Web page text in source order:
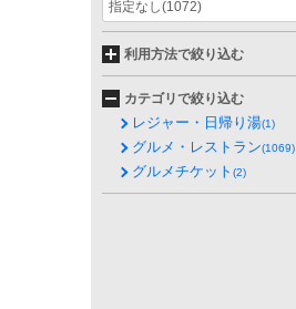
指定なし(1072)
利用方法で絞り込む
カテゴリで絞り込む
レジャー・日帰り湯(1)
グルメ・レストラン(1069)
グルメチケット (2)